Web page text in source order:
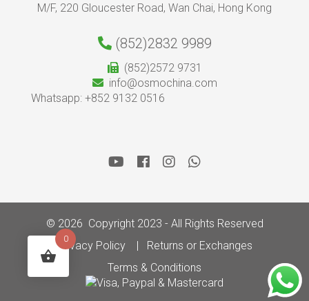
M/F, 220 Gloucester Road, Wan Chai, Hong Kong
(852)2832 9989
(852)2572 9731
info@osmochina.com
Whatsapp: +852 9132 0516
© 2026 Copyright 2023 - All Rights Reserved
Privacy Policy
Returns or Exchanges
Terms & Conditions
0